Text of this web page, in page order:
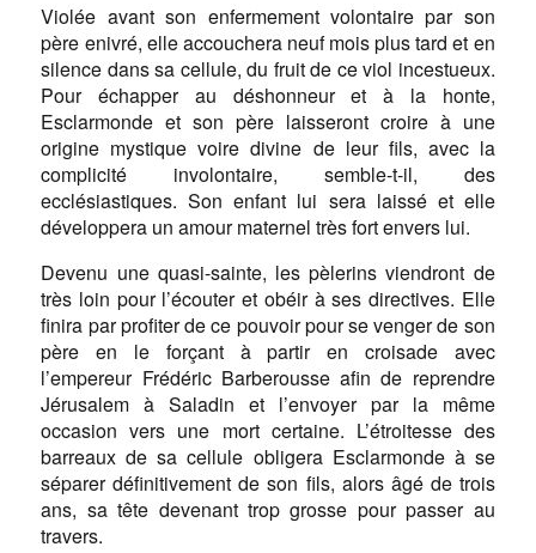
Violée avant son enfermement volontaire par son
père enivré, elle accouchera neuf mois plus tard et en
silence dans sa cellule, du fruit de ce viol incestueux.
Pour échapper au déshonneur et à la honte,
Esclarmonde et son père laisseront croire à une
origine mystique voire divine de leur fils, avec la
complicité involontaire, semble-t-il, des
ecclésiastiques. Son enfant lui sera laissé et elle
développera un amour maternel très fort envers lui.
Devenu une quasi-sainte, les pèlerins viendront de
très loin pour l’écouter et obéir à ses directives. Elle
finira par profiter de ce pouvoir pour se venger de son
père en le forçant à partir en croisade avec
l’empereur Frédéric Barberousse afin de reprendre
Jérusalem à Saladin et l’envoyer par la même
occasion vers une mort certaine. L’étroitesse des
barreaux de sa cellule obligera Esclarmonde à se
séparer définitivement de son fils, alors âgé de trois
ans, sa tête devenant trop grosse pour passer au
travers.